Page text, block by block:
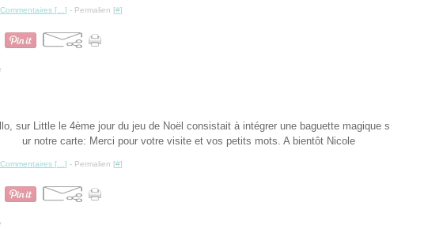
Commentaires [ ] - Permalien [#]
sur Little le 4ème jour du jeu de Noël consistait à intégrer une baguette magique s
ur notre carte: Merci pour votre visite et vos petits mots. A bientôt Nicole
Commentaires [ ] - Permalien [#]